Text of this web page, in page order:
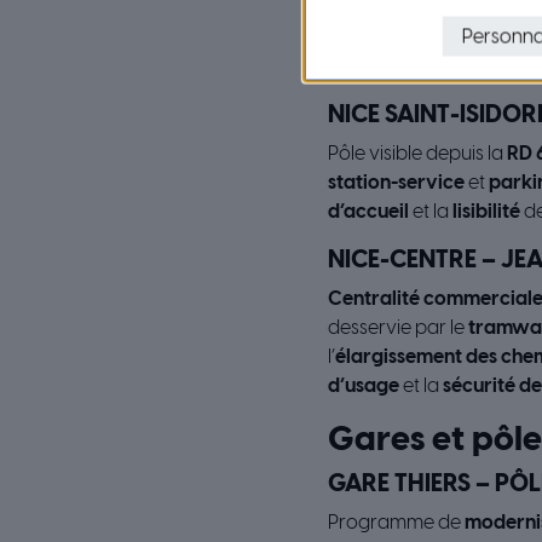
loisirs/restauration.
NICE SAINT-
Pôle visible depuis la RD
station-serviceet
d’accueil et la lisibilité
NICE-CENTRE –
Centralité commerciale
desservie par le
l’élargissement des
d’usageet la sécurité
Gares et
GARE THIERS –
Programme de